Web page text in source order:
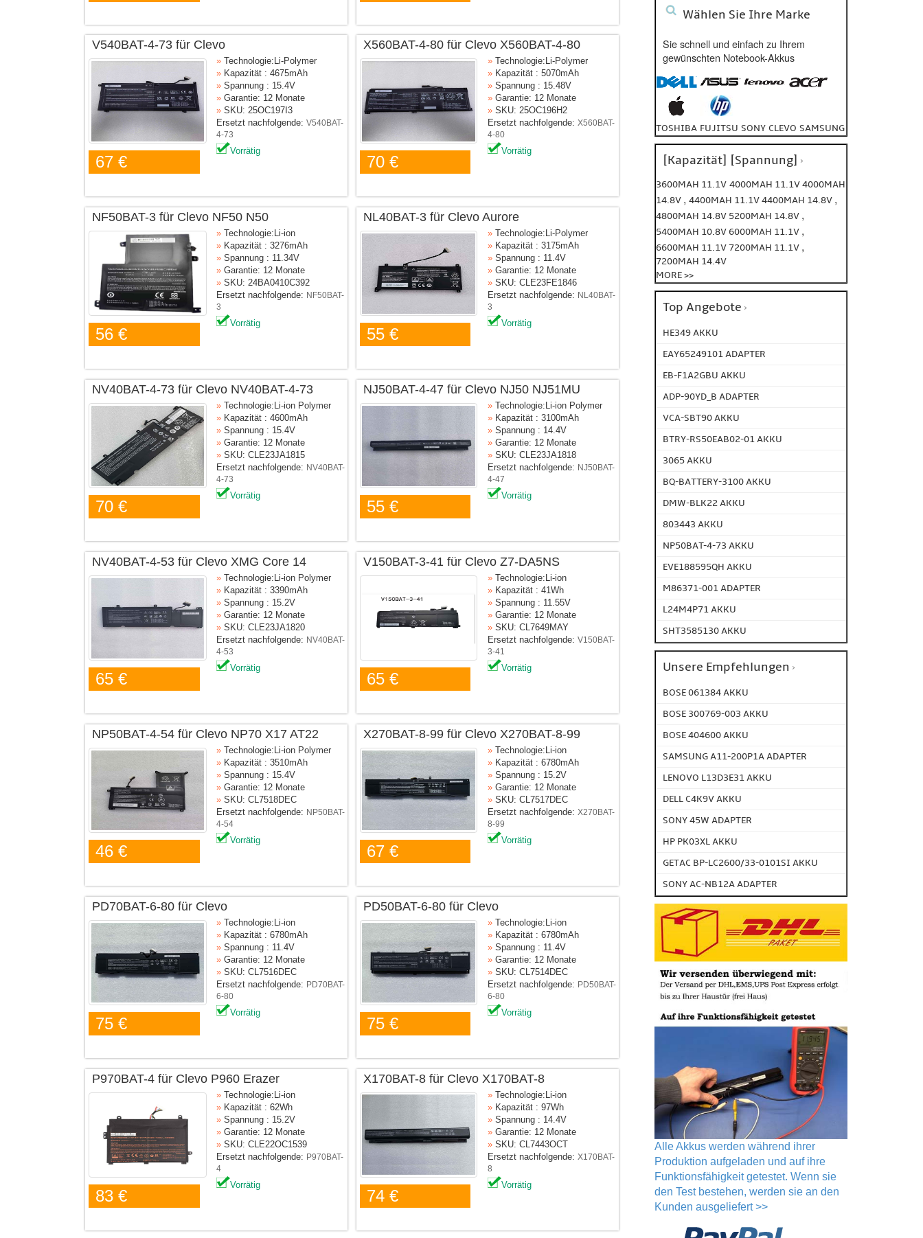
V540BAT-4-73 für Clevo
67 €
»Technologie:Li-Polymer
»Kapazität : 4675mAh
»Spannung : 15.4V
»Garantie: 12 Monate
»SKU: 25OC197I3
Ersetzt nachfolgende: V540BAT-
4-73
Vorrätig
X560BAT-4-80 für Clevo X560BAT-4-80
70 €
»Technologie:Li-Polymer
»Kapazität : 5070mAh
»Spannung : 15.48V
»Garantie: 12 Monate
»SKU: 25OC196H2
Ersetzt nachfolgende: X560BAT-
4-80
Vorrätig
NF50BAT-3 für Clevo NF50 N50
56 €
»Technologie:Li-ion
»Kapazität : 3276mAh
»Spannung : 11.34V
»Garantie: 12 Monate
»SKU: 24BA0410C392
Ersetzt nachfolgende: NF50BAT-
3
Vorrätig
NL40BAT-3 für Clevo Aurore
55 €
»Technologie:Li-Polymer
»Kapazität : 3175mAh
»Spannung : 11.4V
»Garantie: 12 Monate
»SKU: CLE23FE1846
Ersetzt nachfolgende: NL40BAT-
3
Vorrätig
NV40BAT-4-73 für Clevo NV40BAT-4-73
70 €
»Technologie:Li-ion Polymer
»Kapazität : 4600mAh
»Spannung : 15.4V
»Garantie: 12 Monate
»SKU: CLE23JA1815
Ersetzt nachfolgende: NV40BAT-
4-73
Vorrätig
NJ50BAT-4-47 für Clevo NJ50 NJ51MU
55 €
»Technologie:Li-ion Polymer
»Kapazität : 3100mAh
»Spannung : 14.4V
»Garantie: 12 Monate
»SKU: CLE23JA1818
Ersetzt nachfolgende: NJ50BAT-
4-47
Vorrätig
NV40BAT-4-53 für Clevo XMG Core 14
65 €
»Technologie:Li-ion Polymer
»Kapazität : 3390mAh
»Spannung : 15.2V
»Garantie: 12 Monate
»SKU: CLE23JA1820
Ersetzt nachfolgende: NV40BAT-
4-53
Vorrätig
V150BAT-3-41 für Clevo Z7-DA5NS
65 €
»Technologie:Li-ion
»Kapazität : 41Wh
»Spannung : 11.55V
»Garantie: 12 Monate
»SKU: CL7649MAY
Ersetzt nachfolgende: V150BAT-
3-41
Vorrätig
NP50BAT-4-54 für Clevo NP70 X17 AT22
46 €
»Technologie:Li-ion Polymer
»Kapazität : 3510mAh
»Spannung : 15.4V
»Garantie: 12 Monate
»SKU: CL7518DEC
Ersetzt nachfolgende: NP50BAT-
4-54
Vorrätig
X270BAT-8-99 für Clevo X270BAT-8-99
67 €
»Technologie:Li-ion
»Kapazität : 6780mAh
»Spannung : 15.2V
»Garantie: 12 Monate
»SKU: CL7517DEC
Ersetzt nachfolgende: X270BAT-
8-99
Vorrätig
PD70BAT-6-80 für Clevo
75 €
»Technologie:Li-ion
»Kapazität : 6780mAh
»Spannung : 11.4V
»Garantie: 12 Monate
»SKU: CL7516DEC
Ersetzt nachfolgende: PD70BAT-
6-80
Vorrätig
PD50BAT-6-80 für Clevo
75 €
»Technologie:Li-ion
»Kapazität : 6780mAh
»Spannung : 11.4V
»Garantie: 12 Monate
»SKU: CL7514DEC
Ersetzt nachfolgende: PD50BAT-
6-80
Vorrätig
P970BAT-4 für Clevo P960 Erazer
83 €
»Technologie:Li-ion
»Kapazität : 62Wh
»Spannung : 15.2V
»Garantie: 12 Monate
»SKU: CLE22OC1539
Ersetzt nachfolgende: P970BAT-
4
Vorrätig
X170BAT-8 für Clevo X170BAT-8
74 €
»Technologie:Li-ion
»Kapazität : 97Wh
»Spannung : 14.4V
»Garantie: 12 Monate
»SKU: CL7443OCT
Ersetzt nachfolgende: X170BAT-
8
Vorrätig
Wählen Sie Ihre Marke
Sie schnell und einfach zu Ihrem
gewünschten Notebook-Akkus
TOSHIBA FUJITSU SONY CLEVO SAMSUNG
[Kapazität] [Spannung]
3600MAH 11.1V 4000MAH 11.1V4000MAH
14.8V , 4400MAH 11.1V4400MAH 14.8V ,
4800MAH 14.8V 5200MAH 14.8V ,
5400MAH 10.8V6000MAH 11.1V ,
6600MAH 11.1V7200MAH 11.1V ,
7200MAH 14.4V
MORE >>
Top Angebote
HE349 AKKU
EAY65249101 ADAPTER
EB-F1A2GBU AKKU
ADP-90YD_B ADAPTER
VCA-SBT90 AKKU
BTRY-RS50EAB02-01 AKKU
3065 AKKU
BQ-BATTERY-3100 AKKU
DMW-BLK22 AKKU
803443 AKKU
NP50BAT-4-73 AKKU
EVE188595QH AKKU
M86371-001 ADAPTER
L24M4P71 AKKU
SHT3585130 AKKU
Unsere Empfehlungen
BOSE 061384 AKKU
BOSE 300769-003 AKKU
BOSE 404600 AKKU
SAMSUNG A11-200P1A ADAPTER
LENOVO L13D3E31 AKKU
DELL C4K9V AKKU
SONY 45W ADAPTER
HP PK03XL AKKU
GETAC BP-LC2600/33-0101SI AKKU
SONY AC-NB12A ADAPTER
Alle Akkus werden während ihrer
Produktion aufgeladen und auf ihre
Funktionsfähigkeit getestet. Wenn sie
den Test bestehen, werden sie an den
Kunden ausgeliefert >>